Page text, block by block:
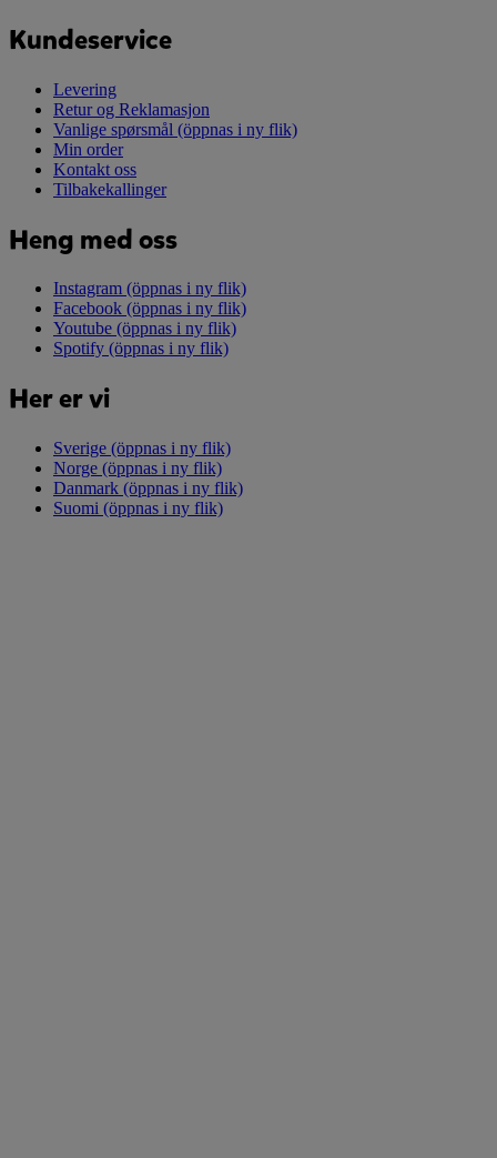
Kundeservice
Levering
Retur og Reklamasjon
Vanlige spørsmål (öppnas i ny flik)
Min order
Kontakt oss
Tilbakekallinger
Heng med oss
Instagram (öppnas i ny flik)
Facebook (öppnas i ny flik)
Youtube (öppnas i ny flik)
Spotify (öppnas i ny flik)
Her er vi
Sverige (öppnas i ny flik)
Norge (öppnas i ny flik)
Danmark (öppnas i ny flik)
Suomi (öppnas i ny flik)